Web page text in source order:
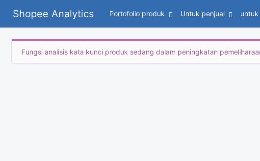
Shopee Analytics Portofolio produk Untuk penjual
Fungsi analisis kata kunci produk sedang dalam peningkatan